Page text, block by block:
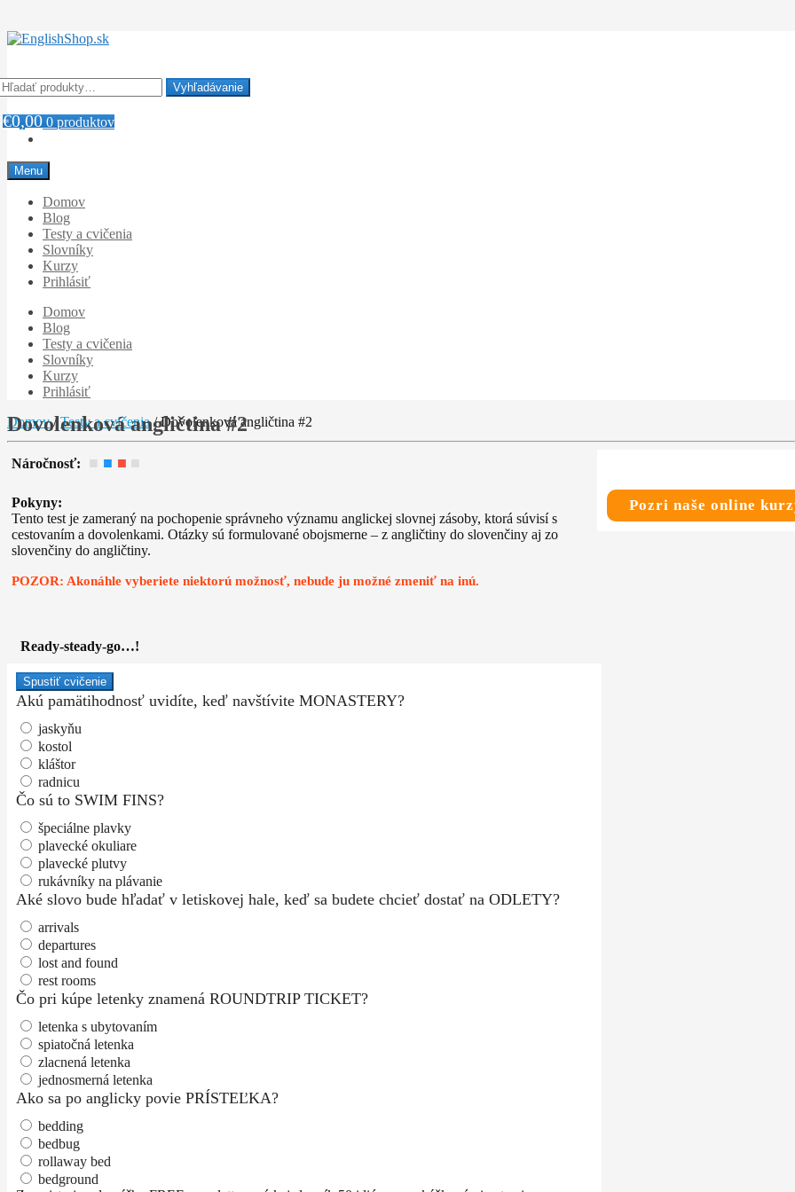
Preskočiť
Preskočiť
Vyhľadávanie
€0,00 0 produktov
Menu
Domov
Blog
Testy a cvičenia
Slovníky
Kurzy
Prihlásiť
Domov
Blog
Testy a cvičenia
Slovníky
Kurzy
Prihlásiť
Domov/ Testy a cvičenia/Dovolenková angličtina #2
Dovolenková angličtina #2
Náročnosť: ■ ■ ■ ■
Pokyny:
Tento test je zameraný na pochopenie správneho významu anglickej slovnej zásoby, ktorá súvisí s
cestovaním a dovolenkami. Otázky sú formulované obojsmerne – z angličtiny do slovenčiny aj zo
slovenčiny do angličtiny.
POZOR: Akonáhle vyberiete niektorú možnosť, nebude ju možné zmeniť na inú.
Pozri naše online
Ready-steady-go…!
Spustiť cvičenie
Akú pamätihodnosť uvidíte, keď navštívite MONASTERY?
jaskyňu
kostol
kláštor
radnicu
Čo sú to SWIM FINS?
špeciálne plavky
plavecké okuliare
plavecké plutvy
rukávníky na plávanie
Aké slovo bude hľadať v letiskovej hale, keď sa budete chcieť dostať na ODLETY?
arrivals
departures
lost and found
rest rooms
Čo pri kúpe letenky znamená ROUNDTRIP TICKET?
letenka s ubytovaním
spiatočná letenka
zlacnená letenka
jednosmerná letenka
Ako sa po anglicky povie PRÍSTEĽKA?
bedding
bedbug
rollaway bed
bedground